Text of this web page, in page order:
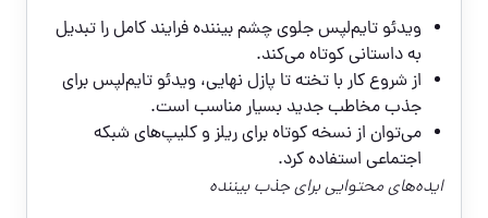
ویدئو تایم‌لپس جلوی چشم بیننده فرایند کامل را تبدیل
به داستانی کوتاه می‌کند.
از شروع کار با تخته تا پازل نهایی، ویدئو تایم‌لپس برای
جذب مخاطب جدید بسیار مناسب است.
می‌توان از نسخه کوتاه برای ریلز و کلیپ‌های شبکه
اجتماعی استفاده کرد.
ایده‌های محتوایی برای جذب بیننده